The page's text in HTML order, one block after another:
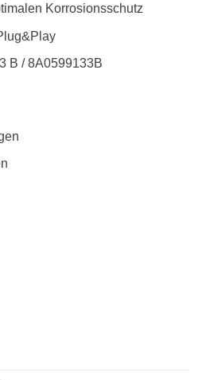
Korrosionsschutz
B / 8A0599133B